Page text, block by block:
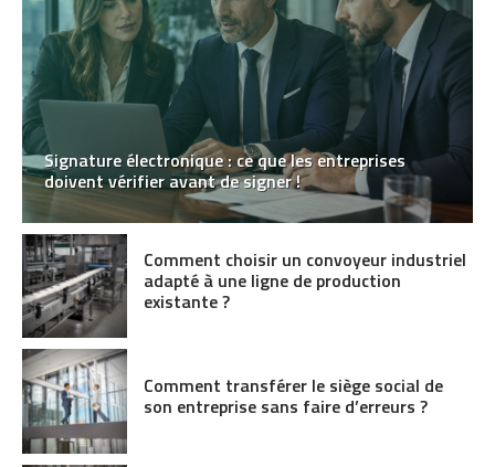
Signature électronique : ce que les entreprises
doivent vérifier avant de signer !
Comment choisir un convoyeur industriel
adapté à une ligne de production
existante ?
Comment transférer le siège social de
son entreprise sans faire d’erreurs ?